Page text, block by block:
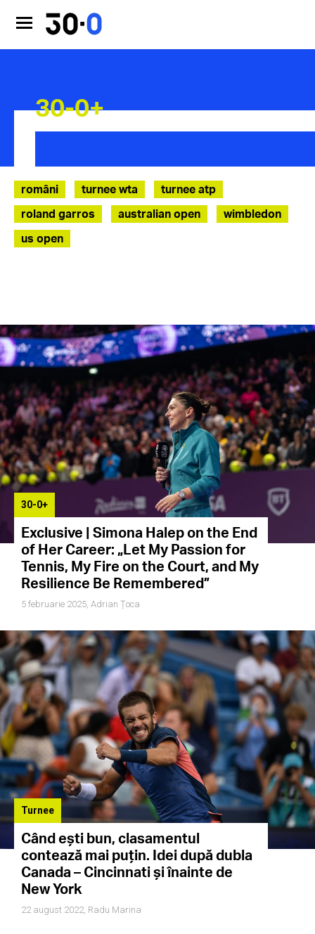
30-0+
români turnee wta
turnee atp
roland garros
australian open
wimbledon
us open
30-0+
Exclusive | Simona Halep on the End
of Her Career: „Let My Passion for
Tennis, My Fire on the Court, and My
Resilience Be Remembered”
5 februarie 2025, Adrian Țoca
Turnee
Când ești bun, clasamentul
contează mai puțin. Idei după dubla
Canada – Cincinnati și înainte de
New York
22 august 2022, Radu Marina